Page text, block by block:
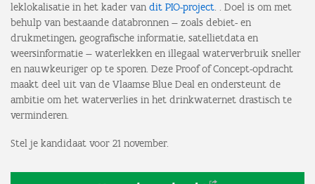
leklokalisatie in het kader van dit PIO-project. . Doel is om met
behulp van bestaande databronnen — zoals debiet- en
drukmetingen, geografische informatie, satellietdata en
weersinformatie — waterlekken en illegaal waterverbruik sneller
en nauwkeuriger op te sporen. Deze Proof of Concept-opdracht
maakt deel uit van de Vlaamse Blue Deal en ondersteunt de
ambitie om het waterverlies in het drinkwaternet drastisch te
verminderen.
Stel je kandidaat voor 21 november.